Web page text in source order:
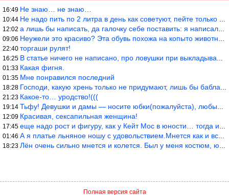
16:49 Не знаю… не знаю…
10:44 Не надо пить по 2 литра в день как советуют, пейте только когда
12:02 а лишь бы написать, да галочку себе поставить: я написала статью
09:06 Неужели это красиво? Эта обувь похожа на копыто животного, не хв
22:40 торгаши рулят!
16:25 В статье ничего не написано, про ловушки при выкладывании товара
01:33 Какая фигня.
01:35 Мне понравился последний
18:28 Господи, какую хрень только не придумают, лишь бы бабла срубить!
21:23 Какое-то… уродство!(((
19:14 Тьфу! Девушки и дамы — носите юбки(пожалуйста), любые штаны на ж
12:09 Красивая, сексапильная женщина!
17:45 еще надо рост и фигуру, как у Кейт Мос в юности… тогда и стиль т
01:46 А я платье льняное ношу с удовольствием.Мнется как и все. Но это
18:23 Лён очень сильно мнется и колется. Был у меня костюм, юбка и жак
Полная версия сайта